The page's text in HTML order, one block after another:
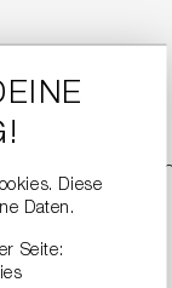
Diese
Daten.
Seite: